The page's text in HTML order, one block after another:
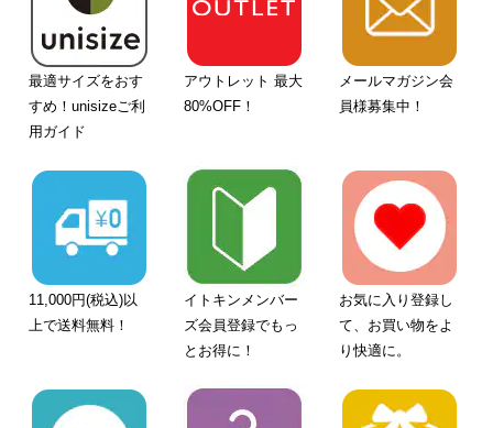
最適サイズをおす
すめ！unisizeご利
用ガイド
アウトレット 最大
80%OFF！
メールマガジン会
員様募集中！
11,000円(税込)以
上で送料無料！
イトキンメンバー
ズ会員登録でもっ
とお得に！
お気に入り登録し
て、お買い物をよ
り快適に。